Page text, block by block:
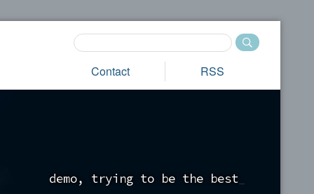
Contact RSS
demo, tryi ng to be the best